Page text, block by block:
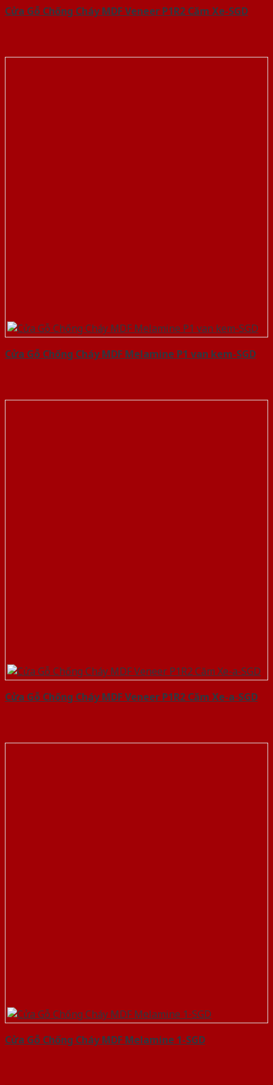
Cửa Gỗ Chống Cháy MDF Veneer P1R2 Căm Xe-SGD
Cửa Gỗ Chống Cháy MDF Melamine P1 van kem-SGD
Cửa Gỗ Chống Cháy MDF Veneer P1R2 Căm Xe-a-SGD
Cửa Gỗ Chống Cháy MDF Melamine 1-SGD